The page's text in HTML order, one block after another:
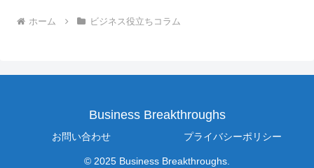
ホーム ビジネス役立ちコラム
Business Breakthroughs
お問い合わせ プライバシーポリシー
© 2025 Business Breakthroughs.